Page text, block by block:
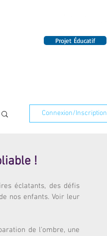
Projet Éducatif
Connexion/Inscription
!
éclatants, des défis
nos enfants. Voir leur
de l'ombre, une